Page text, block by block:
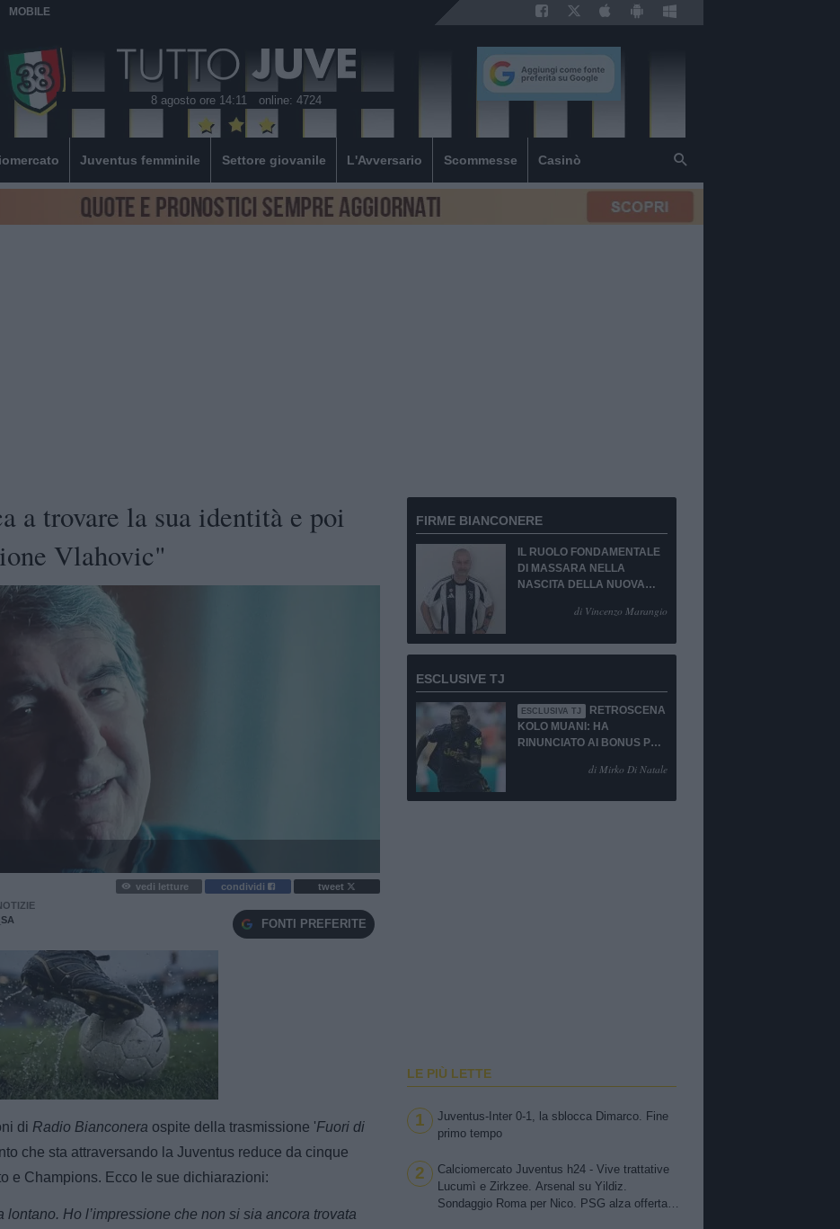
MOBILE
8 agosto ore 14:11 online: 4724
Juventus femminile Settore giovanile L'Avversario Scommesse Casinò
a trovare la sua identità e poi
Vlahovic"
vedi letture condividi
tweet
FONTI PREFERITE
Unmute
Loaded
100.00%
di Radio Bianconera ospite della trasmissione 'Fuori di
che sta attraversando la Juventus reduce da cinque
e Champions. Ecco le sue dichiarazioni:
Ho l’impressione che non si sia ancora trovata
FIRME BIANCONERE
IL RUOLO FONDAMENTALE
DI MASSARA NELLA
NASCITA DELLA NUOVA
di Vincenzo Marangio
ESCLUSIVE TJ
ESCLUSIVA TJ
RETROSCENA
KOLO MUANI: HA
RINUNCIATO AI BONUS PUR
di Mirko Di Natale
LE PIÙ LETTE
1
Juventus-Inter 0-1, la sblocca Dimarco. Fine
primo tempo
2
Calciomercato Juventus h24 - Vive trattative
Lucumì e Zirkzee. Arsenal su Yildiz.
Sondaggio Roma per Nico. PSG alza offerta